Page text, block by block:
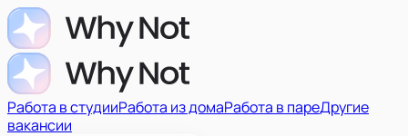
Работа в студииРабота из домаРабота в пареДругие
вакансии